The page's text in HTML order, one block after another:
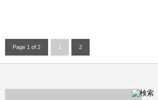
Page 1 of 2 1 2